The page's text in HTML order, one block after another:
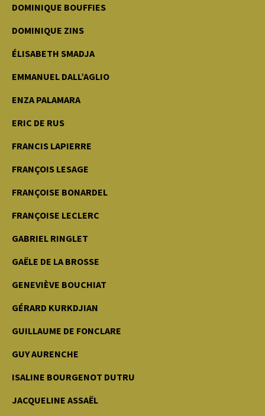
DOMINIQUE BOUFFIES
DOMINIQUE ZINS
ÉLISABETH SMADJA
EMMANUEL DALL’AGLIO
ENZA PALAMARA
ERIC DE RUS
FRANCIS LAPIERRE
FRANÇOIS LESAGE
FRANÇOISE BONARDEL
FRANÇOISE LECLERC
GABRIEL RINGLET
GAËLE DE LA BROSSE
GENEVIÈVE BOUCHIAT
GÉRARD KURKDJIAN
GUILLAUME DE FONCLARE
GUY AURENCHE
ISALINE BOURGENOT DUTRU
JACQUELINE ASSAËL